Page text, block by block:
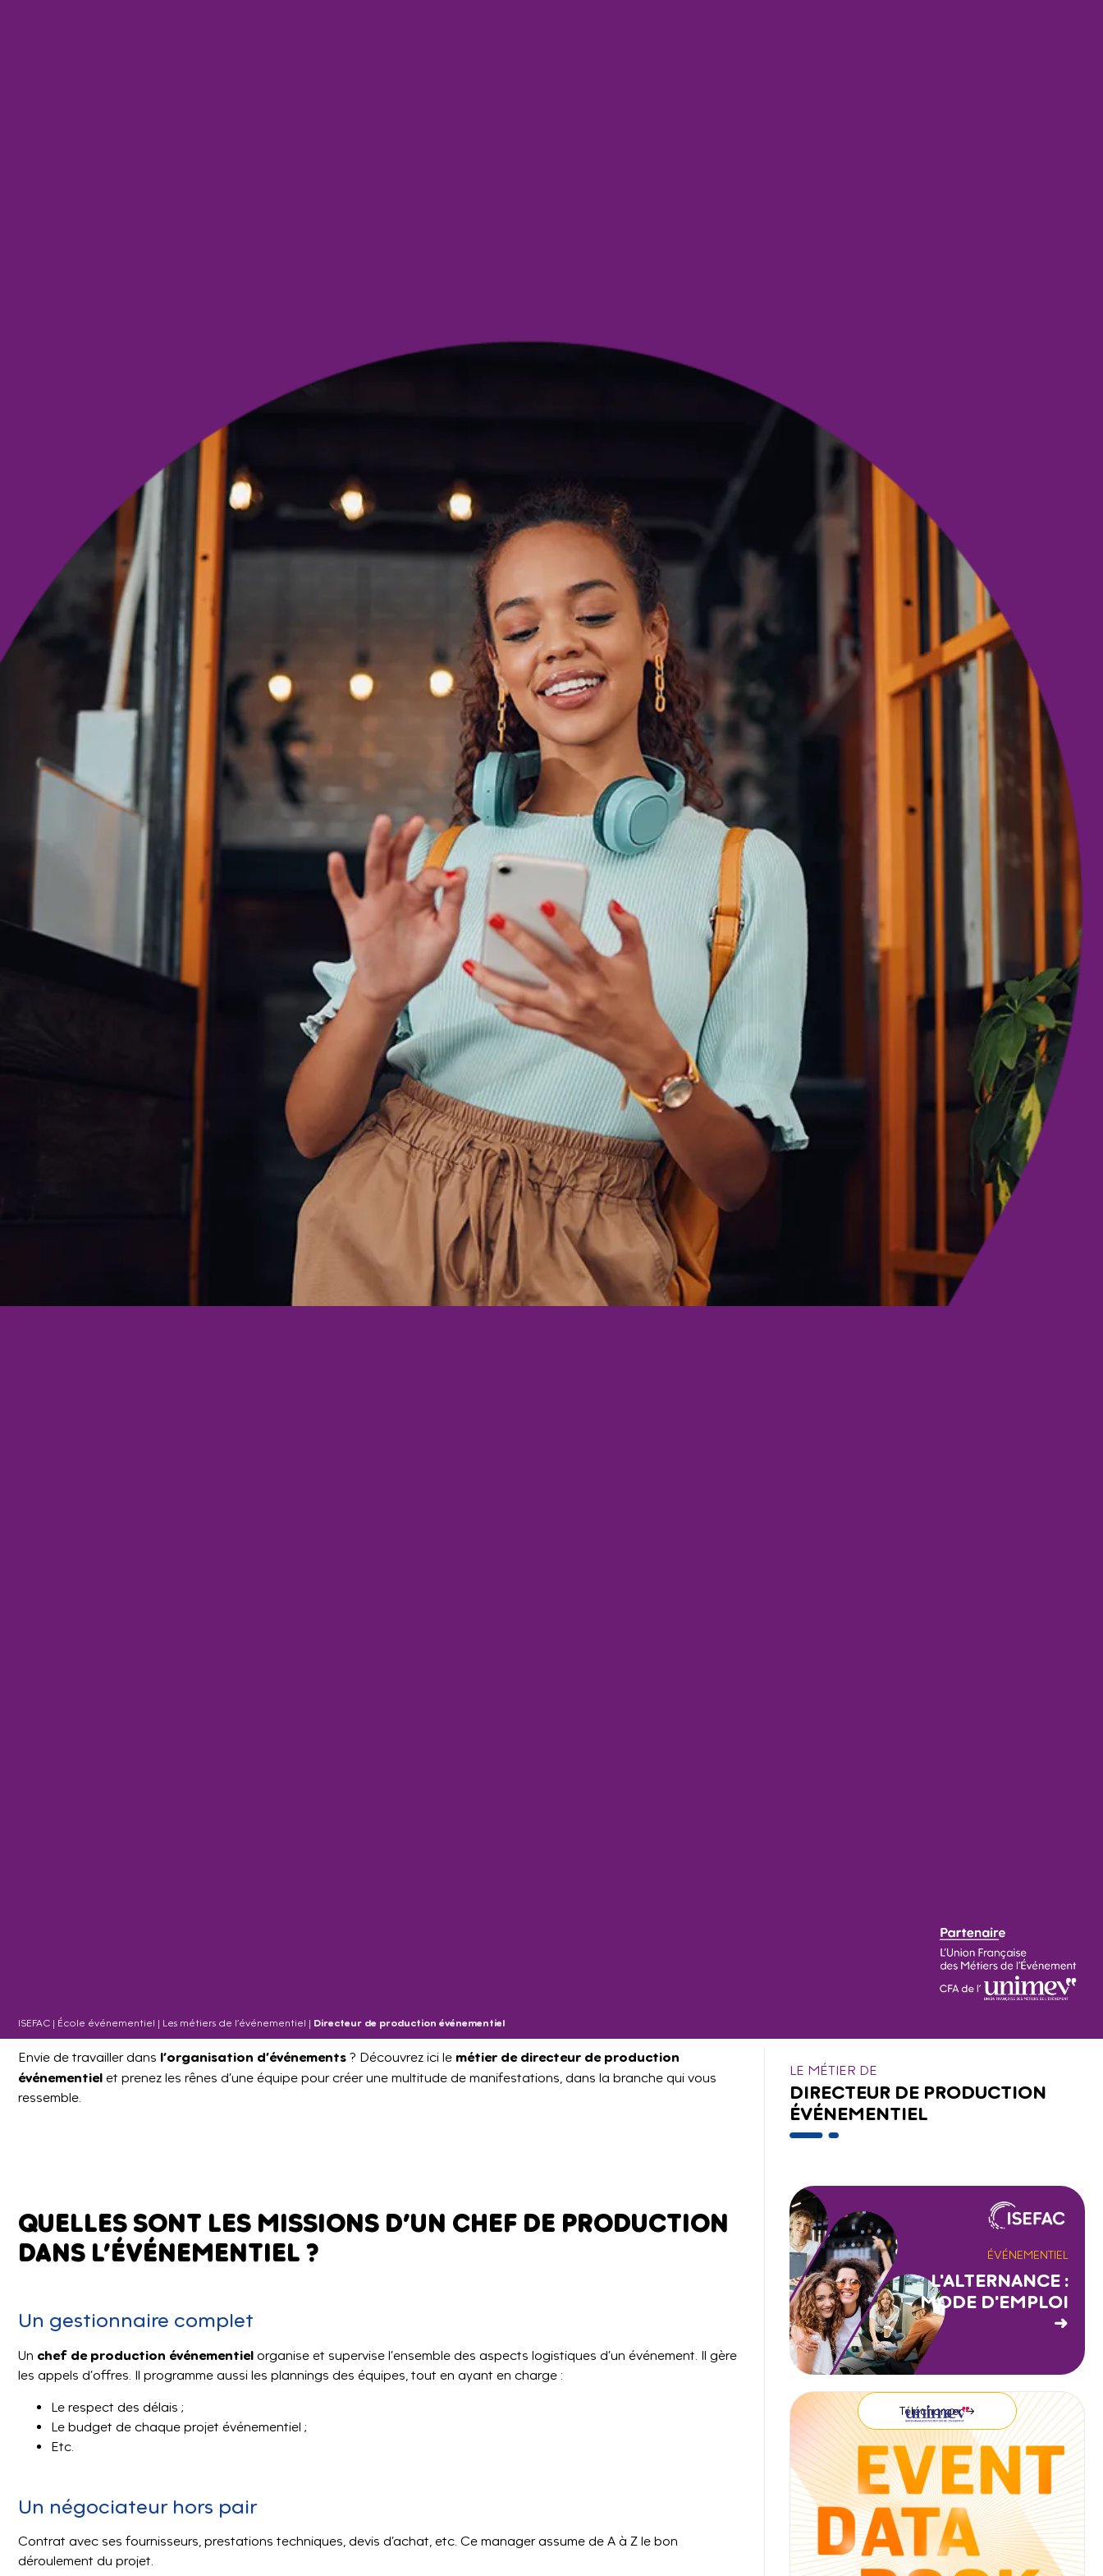
ISEFAC | École événementiel | Les métiers de l’événementiel | Directeur de production événementiel
Envie de travailler dans l’organisation d’événements ? Découvrez ici le métier de directeur de production
événementiel et prenez les rênes d’une équipe pour créer une multitude de manifestations, dans la branche qui vous
ressemble.
QUELLES SONT LES MISSIONS D’UN CHEF DE PRODUCTION
DANS L’ÉVÉNEMENTIEL ?
Un gestionnaire complet
Un chef de production événementiel organise et supervise l’ensemble des aspects logistiques d’un événement. Il gère
les appels d’offres. Il programme aussi les plannings des équipes, tout en ayant en charge :
Le respect des délais ;
Le budget de chaque projet événementiel ;
Etc.
Un négociateur hors pair
Contrat avec ses fournisseurs, prestations techniques, devis d’achat, etc. Ce manager assume de A à Z le bon
déroulement du projet.
LE MÉTIER DE
DIRECTEUR DE PRODUCTION
ÉVÉNEMENTIEL
ÉVÉNEMENTIEL
L'ALTERNANCE :
MODE D'EMPLOI
→
Télécharger →